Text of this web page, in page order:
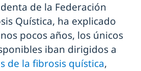
de la Federación
Quística, ha explicado
pocos años, los únicos
iban dirigidos a
de la fibrosis quística,